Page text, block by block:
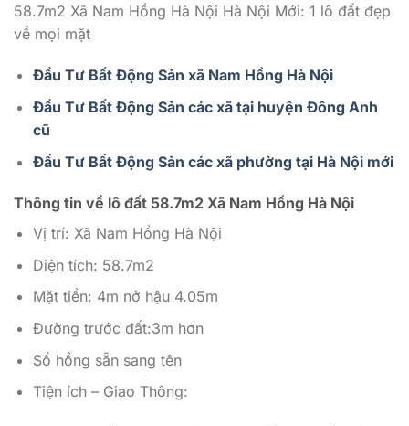
58.7m2 Xã Nam Hồng Hà Nội Hà Nội Mới: 1 lô đất đẹp
về mọi mặt
Đầu Tư Bất Động Sản xã Nam Hồng Hà Nội
Đầu Tư Bất Động Sản các xã tại huyện Đông Anh
cũ
Đầu Tư Bất Động Sản các xã phường tại Hà Nội mới
Thông tin về lô đất 58.7m2 Xã Nam Hồng Hà Nội
Vị trí: Xã Nam Hồng Hà Nội
Diện tích: 58.7m2
Mặt tiền: 4m nở hậu 4.05m
Đường trước đất:3m hơn
Sổ hồng sẵn sang tên
Tiện ích – Giao Thông: